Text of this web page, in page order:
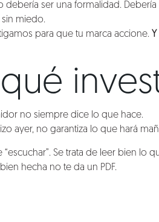
debería ser una formalidad.
sin miedo.
para que tu marca accione.
no siempre dice lo que hace.
ayer, no garantiza lo que hará
“escuchar”. Se trata de leer bien lo
hecha no te da un PDF.